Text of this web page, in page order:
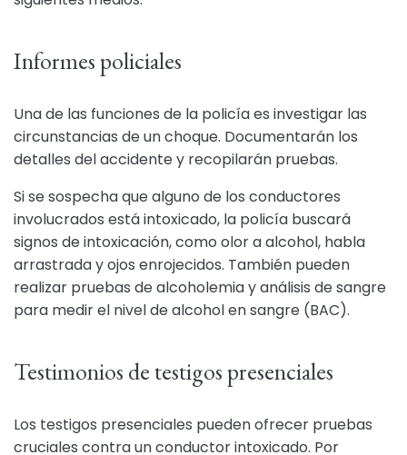
Informes policiales
Una de las funciones de la policía es investigar las
circunstancias de un choque. Documentarán los
detalles del accidente y recopilarán pruebas.
Si se sospecha que alguno de los conductores
involucrados está intoxicado, la policía buscará
signos de intoxicación, como olor a alcohol, habla
arrastrada y ojos enrojecidos. También pueden
realizar pruebas de alcoholemia y análisis de sangre
para medir el nivel de alcohol en sangre (BAC).
Testimonios de testigos presenciales
Los testigos presenciales pueden ofrecer pruebas
cruciales contra un conductor intoxicado. Por